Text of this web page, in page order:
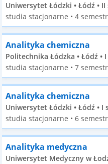
Uniwersytet Łódzki • Łódź •
studia stacjonarne • 4
Analityka chemiczna
Politechnika Łódzka • Łódź •
studia stacjonarne • 7
Analityka chemiczna
Uniwersytet Łódzki • Łódź • I
studia stacjonarne • 6
Analityka medyczna
Uniwersytet Medyczny w